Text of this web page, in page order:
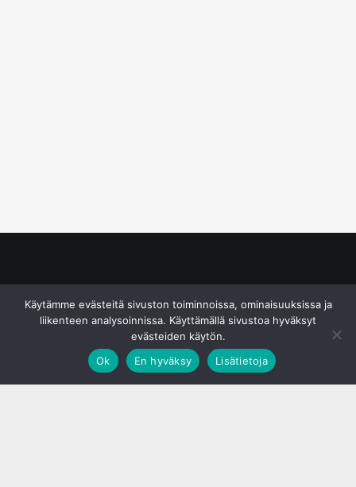
Käytämme evästeitä sivuston toiminnoissa, ominaisuuksissa ja
liikenteen analysoinnissa. Käyttämällä sivustoa hyväksyt
evästeiden käytön.
Ok
En hyväksy Lisätietoja